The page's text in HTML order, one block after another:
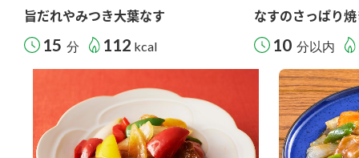
旨だれやみつき大葉なす
15 分 112 kcal
なすのさっぱり
10 分以内